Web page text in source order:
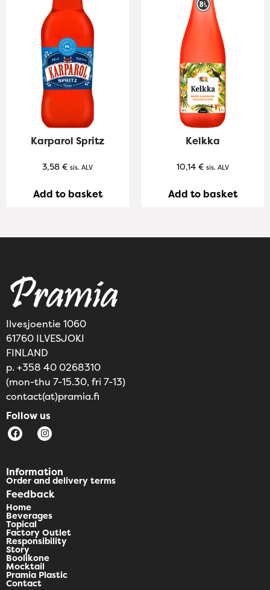
Karparol Spritz
3,58 € sis. ALV
Add to basket
Kelkka
10,14 € sis. ALV
Add to basket
Ilvesjoentie 1060
61760 ILVESJOKI
FINLAND
p. +358 40 0268310
(mon-thu 7-15.30, fri 7-13)
contact(at)pramia.fi
Follow us
Information
Order and delivery terms
Feedback
Home
Beverages
Topical
Factory Outlet
Responsibility
Story
Boolikone
Mocktail
Pramia Plastic
Contact